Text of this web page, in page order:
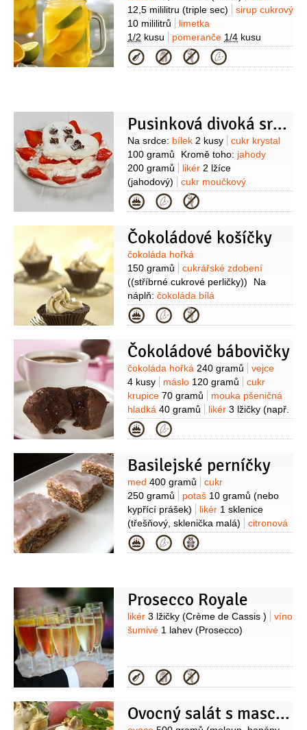
12,5 mililitru (triple sec)
sirup cukrový
10 mililitrů
limetka
1/2 kusu pomeranče 1/4 kusu
(nakrájený na kousky)
1 lžíce (citrusová)
pomerančová
Kategorie
Pusinková divoká srdíčka
Suroviny
Na srdce: bílek 2 kusy
cukr krystal
100 gramů
Kromě toho: jahody
200 gramů
likér 2 lžíce
(jahodový)
cukr moučkový
2 lžíce
smetana na šlehání
1,25 decilitru
vanilkový extrakt
Kategorie
Čokoládové košíčky
Suroviny
čokoláda hořká
150 gramů
cukrářské zdobení
((stříbrné cukrové perličky))
Na
náplň: čokoláda bílá
180 gramů
smetana na šlehání
2/3decilitru likér0,4 decilitru
Kategorie
Čokoládové bábovičky
Suroviny
čokoláda hořká 240 gramů
vejce
4 kusy
máslo 120 gramů
cukr
krupice 70 gramů
mouka pšeničná
hladká 40 gramů likér 3 lžičky (např.
čokoládový)
Kategorie
Basilejské perníčky
Suroviny
med 400 gramů
cukr
250 gramů
potaš 10 gramů (nebo
kypřící prášek)
likér 1 sklenice
(třešňový, sklenička malá)
citronová
kůra kandovaná
100 gramů
mouka
Kategorie
Prosecco Royale
Suroviny
likér 3 lžičky (Crème de Cassis )
víno
šumivé 1 lahev (Prosecco)
Kategorie
Ovocný salát s mascarpone